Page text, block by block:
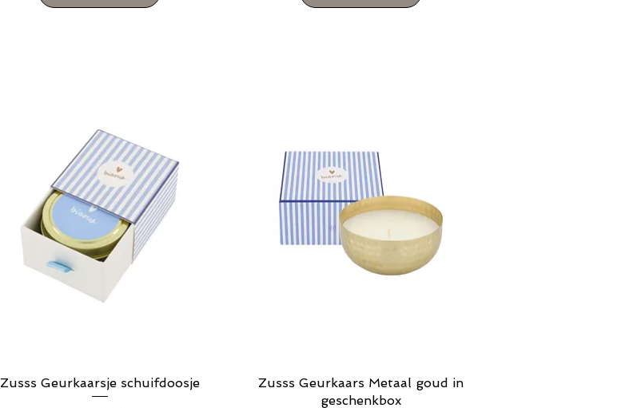
Snel overzicht
Zusss Geurkaarsje schuifdoosje
Snel overzicht
Zusss Geurkaars Metaal goud in
geschenkbox